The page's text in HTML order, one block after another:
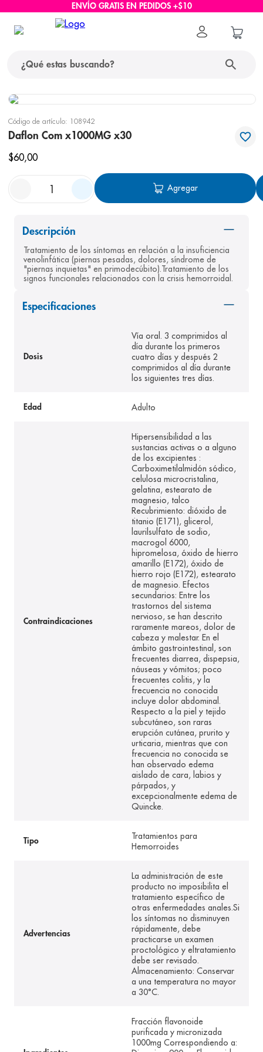
ENVÍO GRATIS EN PEDIDOS +$10
Código de artículo: 108942
Daflon Com x1000MG x30
$60,00
Agregar
Descripción
Tratamiento de los síntomas en relación a la insuficiencia
venolinfática (piernas pesadas, dolores, síndrome de
"piernas inquietas" en primodecúbito).Tratamiento de los
signos funcionales relacionados con la crisis hemorroidal.
Especificaciones
Dosis
Vía oral. 3 comprimidos al
día durante los primeros
cuatro días y después 2
comprimidos al día durante
los siguientes tres días.
Edad Adulto
Contraindicaciones
Hipersensibilidad a las
sustancias activas o a alguno
de los excipientes :
Carboximetilalmidón sódico,
celulosa microcristalina,
gelatina, estearato de
magnesio, talco
Recubrimiento: dióxido de
titanio (E171), glicerol,
laurilsulfato de sodio,
macrogol 6000,
hipromelosa, óxido de hierro
amarillo (E172), óxido de
hierro rojo (E172), estearato
de magnesio. Efectos
secundarios: Entre los
trastornos del sistema
nervioso, se han descrito
raramente mareos, dolor de
cabeza y malestar. En el
ámbito gastrointestinal, son
frecuentes diarrea, dispepsia,
náuseas y vómitos; poco
frecuentes colitis, y la
frecuencia no conocida
incluye dolor abdominal.
Respecto a la piel y tejido
subcutáneo, son raras
erupción cutánea, prurito y
urticaria, mientras que con
frecuencia no conocida se
han observado edema
aislado de cara, labios y
párpados, y
excepcionalmente edema de
Quincke.
Tipo
Tratamientos para
Hemorroides
Advertencias
La administración de este
producto no imposibilita el
tratamiento específico de
otras enfermedades anales.Si
los síntomas no disminuyen
rápidamente, debe
practicarse un examen
proctológico y eltratamiento
debe ser revisado.
Almacenamiento: Conservar
a una temperatura no mayor
a 30°C.
Fracción flavonoide
purificada y micronizada
1000mg Correspondiendo a:
términos más buscados
1. protector solar
2.
3. eucerin
cerave
6. bioderma
7. shampoo
8. pediasure